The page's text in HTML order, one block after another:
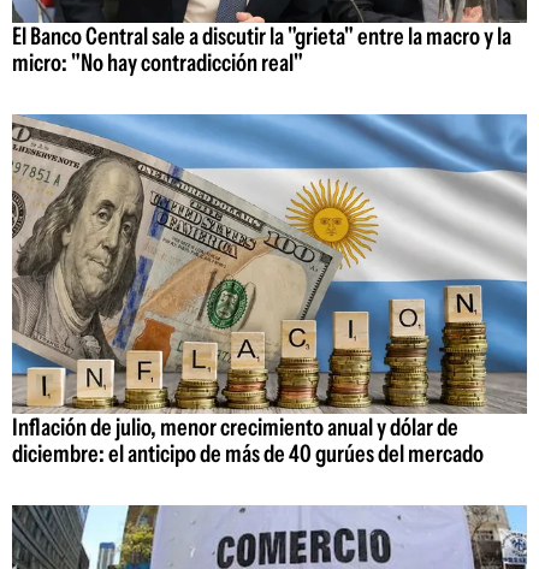
El Banco Central sale a discutir la "grieta" entre la macro y la
micro: "No hay contradicción real"
Inflación de julio, menor crecimiento anual y dólar de
diciembre: el anticipo de más de 40 gurúes del mercado